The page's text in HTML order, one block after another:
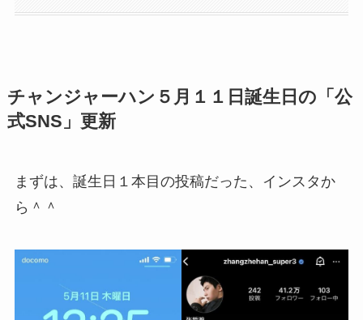
チャンジャーハン５月１１日誕生日の「公
式SNS」更新
まずは、誕生日１本目の投稿だった、インスタか
ら＾＾